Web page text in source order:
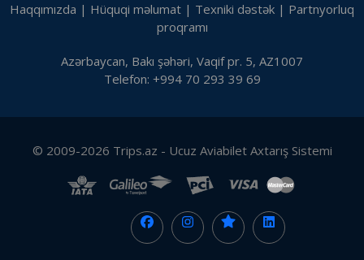
Haqqımızda | Hüquqi məlumat | Texniki dəstək | Partnyorluq
proqramı
Azərbaycan, Bakı şəhəri, Vaqif pr. 5, AZ1007
Telefon: +994 70 293 39 69
© 2009-2026 Trips.az - Ucuz Aviabilet Axtarış Sistemi